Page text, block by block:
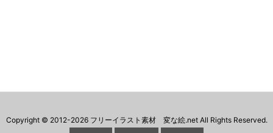
Copyright © 2012-2026 フリーイラスト素材 変な絵.netAll Rights Reserved.